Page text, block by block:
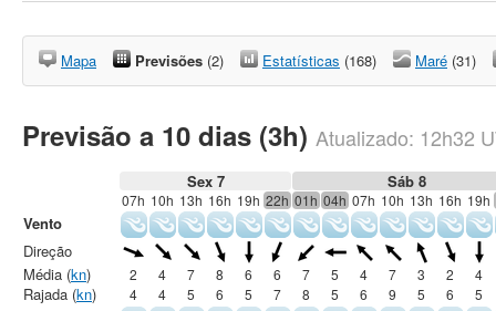
Mapa Previsões (2) Estatísticas (168) Maré (31)
Previsão a 10 dias (3h) Atualizado: 12h32
Sex 7 Sáb 8
07h 10h 13h 16h 19h 22h 01h 04h 07h 10h 13h 16h 19h
2 4 7 8 6 6 7 5 4 7 3 2
4
4
4 5 6 5 7 8 5 6 9 5 6 5
Vento
Direção
Média (kn)
Rajada (kn)